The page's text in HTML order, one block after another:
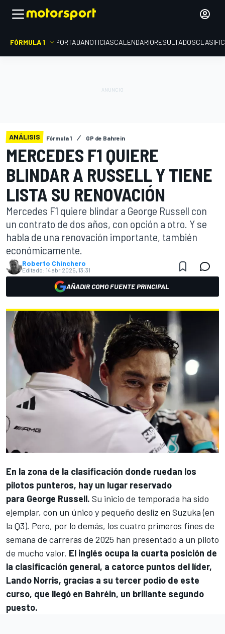
FÓRMULA 1 PORTADANOTICIASCALENDARIORESULTADOS
ANÁLISIS Fórmula 1 GP de Bahrein
MERCEDES F1 QUIERE
BLINDAR A RUSSELL Y TIENE
LISTA SU RENOVACIÓN
Mercedes F1 quiere blindar a George Russell con
un contrato de dos años, con opción a otro. Y se
habla de una renovación importante, también
económicamente.
Roberto Chinchero
Editado: 14 abr 2025, 13:31
AÑADIR COMO FUENTE PRINCIPAL
En la zona de la clasificación donde ruedan los
pilotos punteros, hay un lugar reservado
para George Russell. Su inicio de temporada ha sido
ejemplar, con un único y pequeño desliz en Suzuka (en
la Q3). Pero, por lo demás, los cuatro primeros fines de
semana de carreras de 2025 han presentado a un piloto
de mucho valor. El inglés ocupa la cuarta posición de
la clasificación general, a catorce puntos del líder,
Lando Norris, gracias a su tercer podio de este
curso, que llegó en Bahréin, un brillante segundo
puesto.